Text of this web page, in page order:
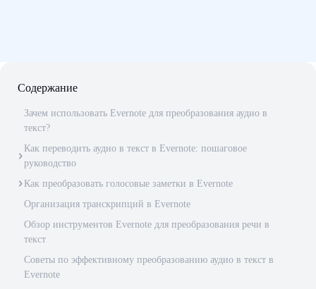
Содержание
Зачем использовать Evernote для преобразования аудио в
текст?
Как переводить аудио в текст в Evernote: пошаговое
руководство
Как преобразовать голосовые заметки в Evernote
Организация транскрипций в Evernote
Обзор инструментов Evernote для преобразования речи в
текст
Советы по эффективному преобразованию аудио в текст в
Evernote